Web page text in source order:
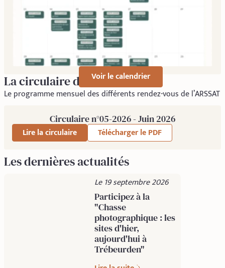
Voir le calendrier
La circulaire du mois
Le programme mensuel des différents rendez-vous de l’ARSSAT
Circulaire n°05-2026 - Juin 2026
Lire la circulaire Télécharger le PDF
Les dernières actualités
Le 19 septembre 2026
Participez à la
"Chasse
photographique : les
sites d'hier,
aujourd'hui à
Trébeurden"